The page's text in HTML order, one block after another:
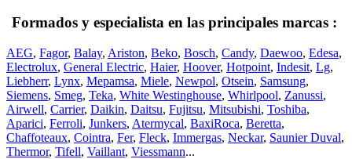
Formados y especialista en las principales marcas :
AEG, Fagor, Balay, Ariston, Beko, Bosch, Candy, Daewoo, Edesa,
Electrolux, General Electric, Haier, Hoover, Hotpoint, Indesit, Lg,
Liebherr, Lynx, Mepamsa, Miele, Newpol, Otsein, Samsung,
Siemens, Smeg, Teka, White Westinghouse, Whirlpool, Zanussi,
Airwell, Carrier, Daikin, Daitsu, Fujitsu, Mitsubishi, Toshiba,
Aparici, Ferroli, Junkers, Atermycal, BaxiRoca, Beretta,
Chaffoteaux, Cointra, Fer, Fleck, Immergas, Neckar, Saunier Duval,
Thermor, Tifell, Vaillant, Viessmann...